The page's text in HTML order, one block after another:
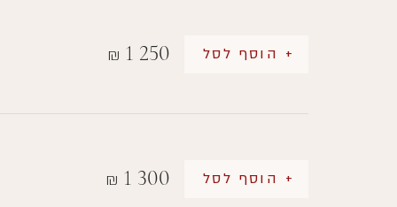
₪ 1 250 + הוסף לסל
₪ 1 300 + הוסף לסל